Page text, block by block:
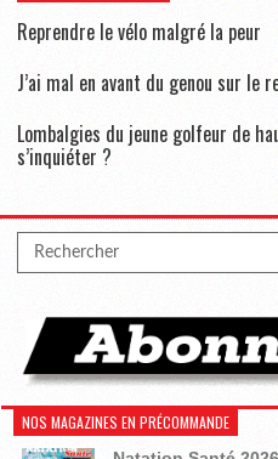
Reprendre le vélo malgré la peur
J’ai mal en avant du genou sur le
Lombalgies du jeune golfeur de
s’inquiéter ?
NOS MAGAZINES EN PRÉCOMMANDE